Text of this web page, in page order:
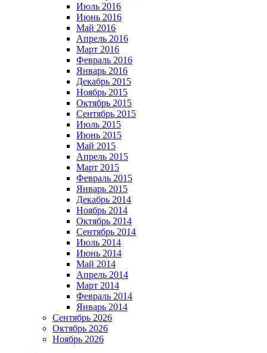
Июль 2016
Июнь 2016
Май 2016
Апрель 2016
Март 2016
Февраль 2016
Январь 2016
Декабрь 2015
Ноябрь 2015
Октябрь 2015
Сентябрь 2015
Июль 2015
Июнь 2015
Май 2015
Апрель 2015
Март 2015
Февраль 2015
Январь 2015
Декабрь 2014
Ноябрь 2014
Октябрь 2014
Сентябрь 2014
Июль 2014
Июнь 2014
Май 2014
Апрель 2014
Март 2014
Февраль 2014
Январь 2014
Сентябрь 2026
Октябрь 2026
Ноябрь 2026